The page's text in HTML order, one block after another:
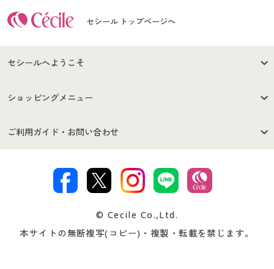
セシール トップページへ
セシールへようこそ
はじめての方へ
セシールご利用規約
著作権・商標について 会社案内
ショッピングメニュー
商品カテゴリ
プレゼント＆キャンペーン サイトマップ
ご利用ガイド・お問い合わせ
交換・返品は お支払は
ついて
忘れの場合
© Cecile Co.,Ltd.
本サイトの無断複写(コピー)・複製・転載を禁じます。